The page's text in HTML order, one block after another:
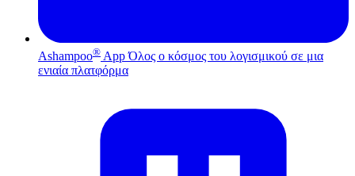
Ashampoo® App Όλος ο κόσμος του λογισμικού σε μια
ενιαία πλατφόρμα